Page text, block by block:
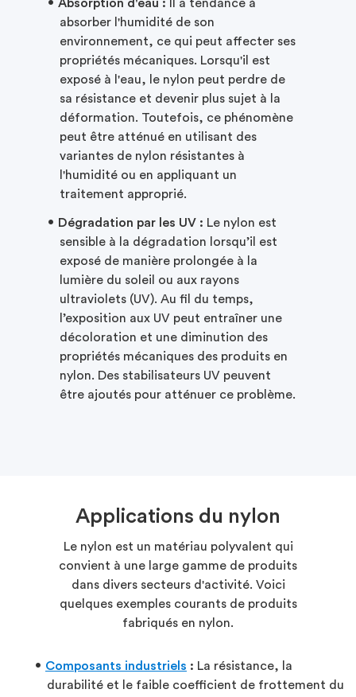
Absorption d'eau : Il a tendance à
absorber l'humidité de son
environnement, ce qui peut affecter ses
propriétés mécaniques. Lorsqu'il est
exposé à l'eau, le nylon peut perdre de
sa résistance et devenir plus sujet à la
déformation. Toutefois, ce phénomène
peut être atténué en utilisant des
variantes de nylon résistantes à
l'humidité ou en appliquant un
traitement approprié.
Dégradation par les UV : Le nylon est
sensible à la dégradation lorsqu’il est
exposé de manière prolongée à la
lumière du soleil ou aux rayons
ultraviolets (UV). Au fil du temps,
l’exposition aux UV peut entraîner une
décoloration et une diminution des
propriétés mécaniques des produits en
nylon. Des stabilisateurs UV peuvent
être ajoutés pour atténuer ce problème.
Applications du nylon
Le nylon est un matériau polyvalent qui
convient à une large gamme de produits
dans divers secteurs d'activité. Voici
quelques exemples courants de produits
fabriqués en nylon.
Composants industriels : La résistance, la
durabilité et le faible coefficient de frottement du